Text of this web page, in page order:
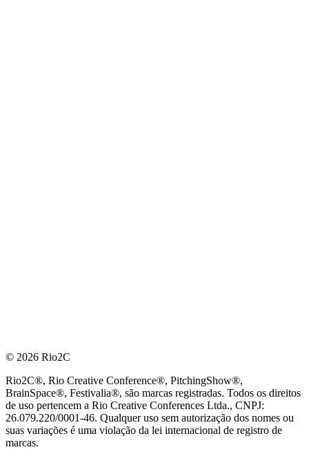
© 2026 Rio2C
Rio2C®, Rio Creative Conference®, PitchingShow®,
BrainSpace®, Festivalia®, são marcas registradas. Todos os direitos
de uso pertencem a Rio Creative Conferences Ltda., CNPJ:
26.079.220/0001-46. Qualquer uso sem autorização dos nomes ou
suas variações é uma violação da lei internacional de registro de
marcas.